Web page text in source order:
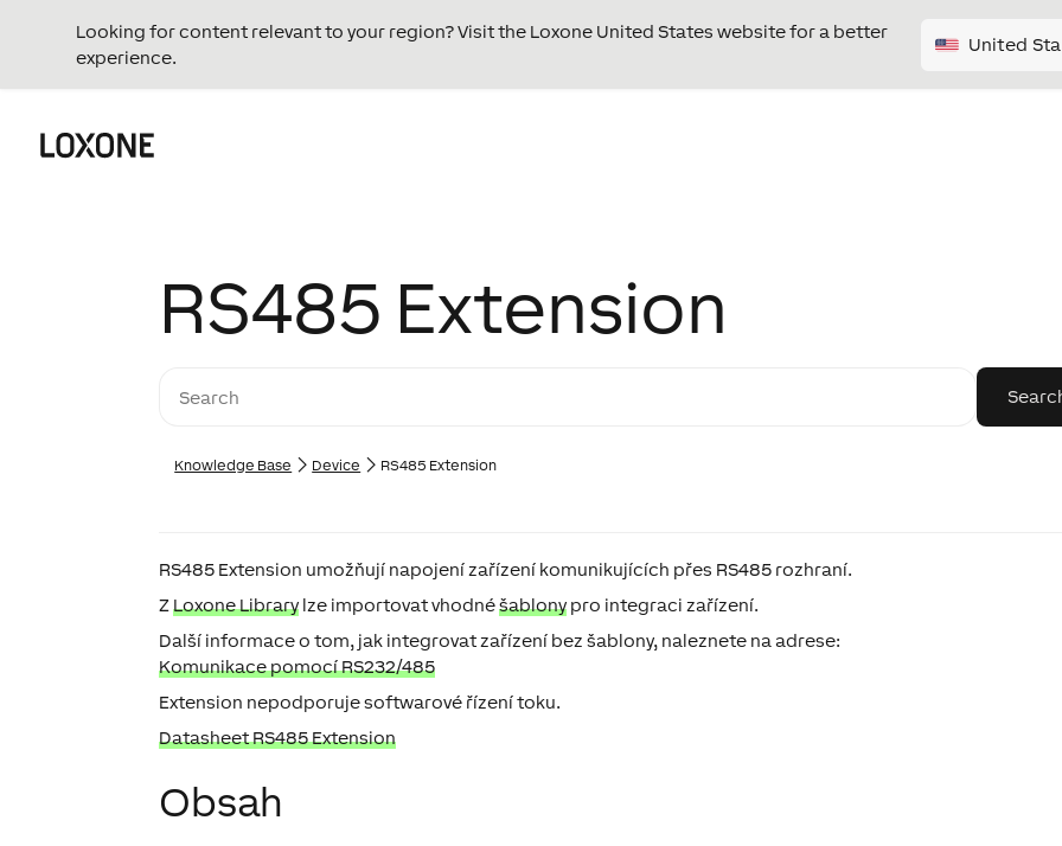
Looking for content relevant to your region? Visit the Loxone United States website for a better
experience.
United
RS485 Extension
Knowledge Base Device RS485 Extension
RS485 Extension umožňují napojení zařízení komunikujících přes RS485 rozhraní.
ZLoxone Library lze importovat vhodnéšablony pro integraci zařízení.
Další informace o tom, jak integrovat zařízení bez šablony, naleznete na adrese:
Komunikace pomocí RS232/485
Extension nepodporuje softwarové řízení toku.
Datasheet RS485 Extension
Obsah